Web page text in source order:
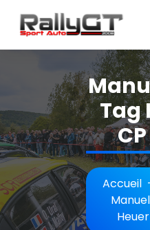
contenu
Tag
Accueil